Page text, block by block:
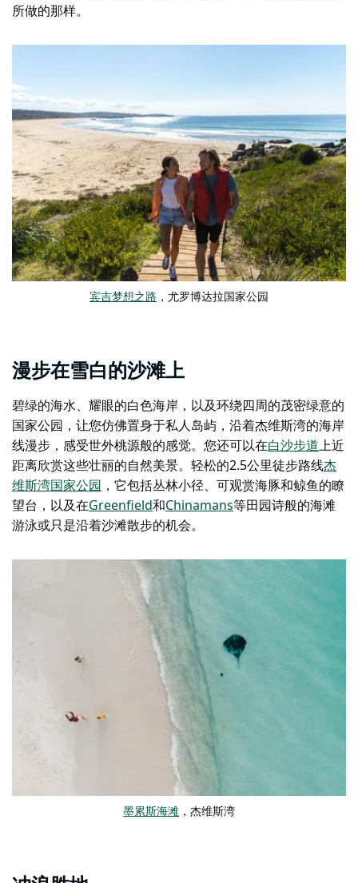
所做的那样。
宾吉梦想之路 ，尤罗博达拉国家公园
漫步在雪白的沙滩上
碧绿的海水、耀眼的白色海岸，以及环绕四周的茂密绿意的
国家公园，让您仿佛置身于私人岛屿，沿着杰维斯湾的海岸
线漫步，感受世外桃源般的感觉。您还可以在白沙步道上近
距离欣赏这些壮丽的自然美景。轻松的2.5公里徒步路线杰
维斯湾国家公园 ，它包括丛林小径、可观赏海豚和鲸鱼的瞭
望台，以及在Greenfield和Chinamans等田园诗般的海滩
游泳或只是沿着沙滩散步的机会。
墨累斯海滩 ，杰维斯湾